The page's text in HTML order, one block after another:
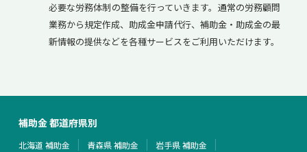
必要な労務体制の整備を行っていきます。通常の労務顧問
業務から規定作成、助成金申請代行、補助金・助成金の最
新情報の提供などを各種サービスをご利用いただけます。
補助金 都道府県別
北海道 補助金 青森県 補助金
岩手県 補助金